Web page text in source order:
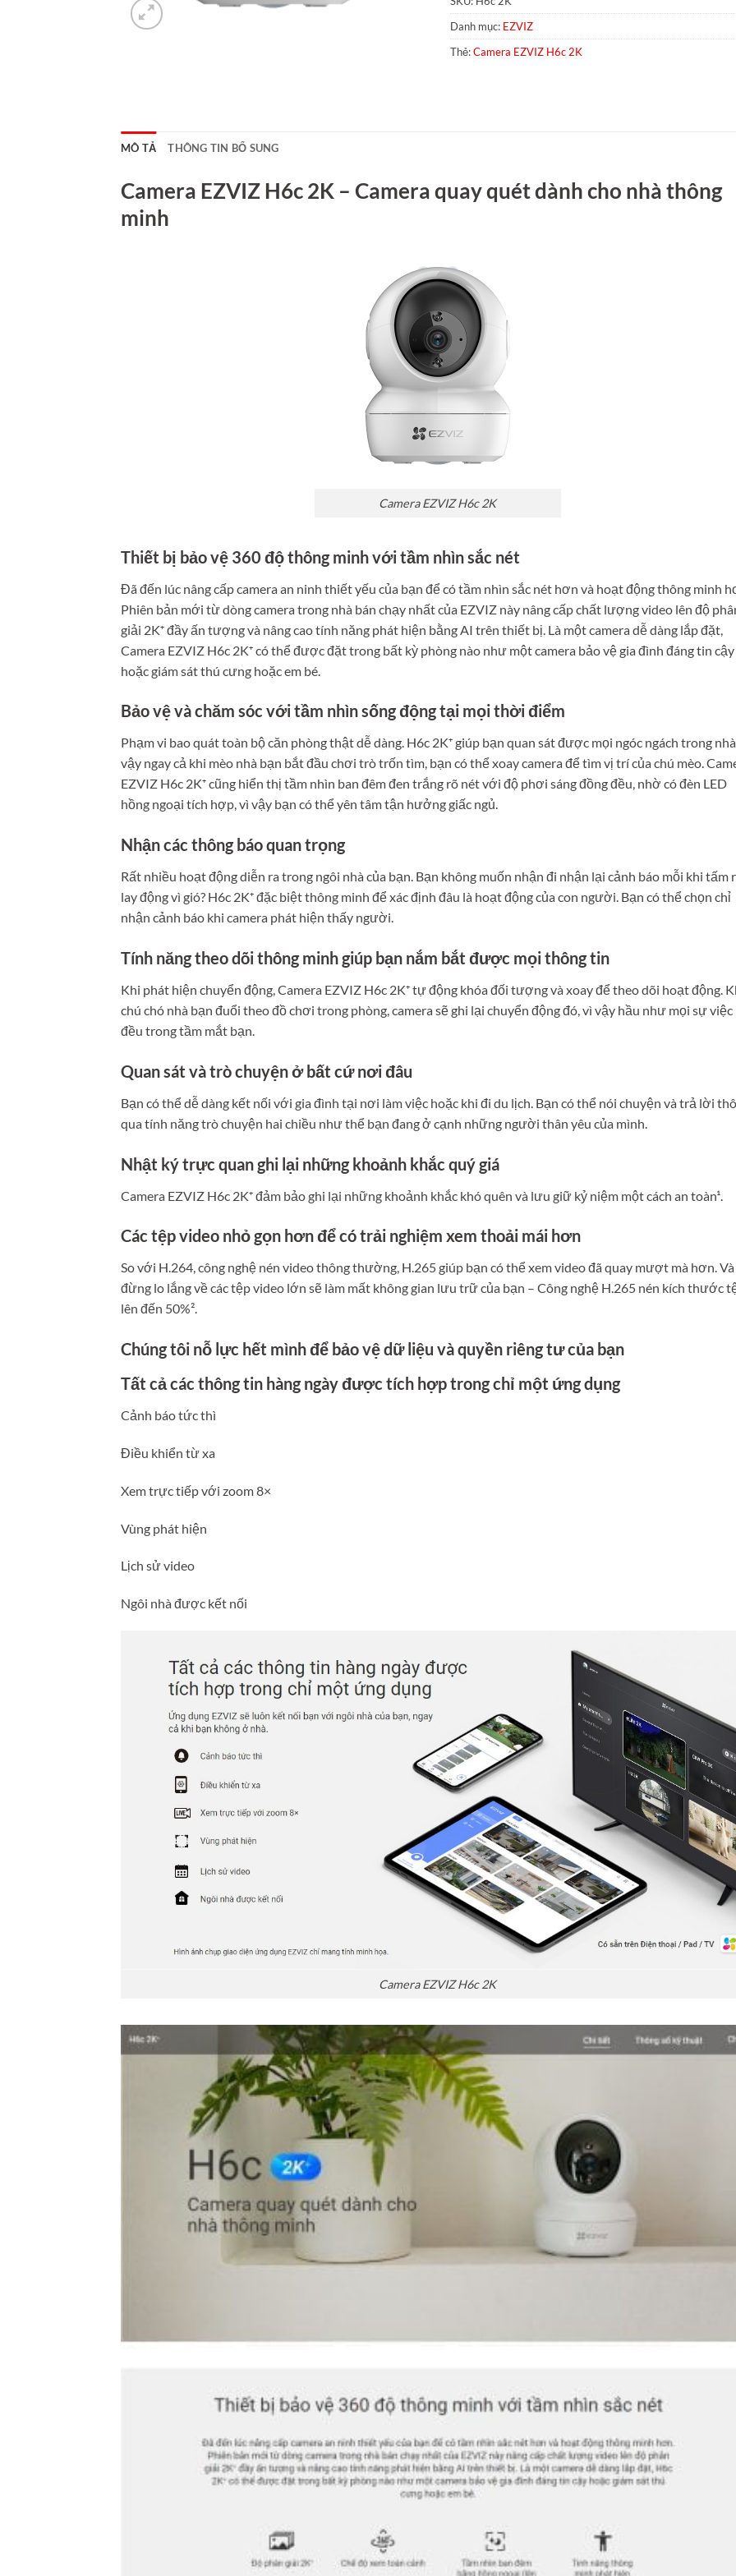
Danh mục: EZVIZ
Thẻ:Camera EZVIZ H6c 2K
MÔ TẢ THÔNG TIN BỔ SUNG
Camera EZVIZ H6c 2K – Camera quay quét dành cho nhà thông
minh
Camera EZVIZ H6c 2K
Thiết bị bảo vệ 360 độ thông minh với tầm nhìn sắc nét
Đã đến lúc nâng cấp camera an ninh thiết yếu của bạn để có tầm nhìn sắc nét hơn và hoạt động thông minh
Phiên bản mới từ dòng camera trong nhà bán chạy nhất của EZVIZ này nâng cấp chất lượng video lên độ
giải 2K⁺ đầy ấn tượng và nâng cao tính năng phát hiện bằng AI trên thiết bị. Là một camera dễ dàng lắp đặt,
Camera EZVIZ H6c 2K⁺ có thể được đặt trong bất kỳ phòng nào như một camera bảo vệ gia đình đáng tin cậy
hoặc giám sát thú cưng hoặc em bé.
Bảo vệ và chăm sóc với tầm nhìn sống động tại mọi thời điểm
Phạm vi bao quát toàn bộ căn phòng thật dễ dàng. H6c 2K⁺ giúp bạn quan sát được mọi ngóc ngách trong
vậy ngay cả khi mèo nhà bạn bắt đầu chơi trò trốn tìm, bạn có thể xoay camera để tìm vị trí của chú mèo.
EZVIZ H6c 2K⁺ cũng hiển thị tầm nhìn ban đêm đen trắng rõ nét với độ phơi sáng đồng đều, nhờ có đèn LED
hồng ngoại tích hợp, vì vậy bạn có thể yên tâm tận hưởng giấc ngủ.
Nhận các thông báo quan trọng
Rất nhiều hoạt động diễn ra trong ngôi nhà của bạn. Bạn không muốn nhận đi nhận lại cảnh báo mỗi khi tấm
lay động vì gió? H6c 2K⁺ đặc biệt thông minh để xác định đâu là hoạt động của con người. Bạn có thể chọn chỉ
nhận cảnh báo khi camera phát hiện thấy người.
Tính năng theo dõi thông minh giúp bạn nắm bắt được mọi thông tin
Khi phát hiện chuyển động, Camera EZVIZ H6c 2K⁺ tự động khóa đối tượng và xoay để theo dõi hoạt động.
chú chó nhà bạn đuổi theo đồ chơi trong phòng, camera sẽ ghi lại chuyển động đó, vì vậy hầu như mọi sự việc
đều trong tầm mắt bạn.
Quan sát và trò chuyện ở bất cứ nơi đâu
Bạn có thể dễ dàng kết nối với gia đình tại nơi làm việc hoặc khi đi du lịch. Bạn có thể nói chuyện và trả lời
qua tính năng trò chuyện hai chiều như thể bạn đang ở cạnh những người thân yêu của mình.
Nhật ký trực quan ghi lại những khoảnh khắc quý giá
Camera EZVIZ H6c 2K⁺ đảm bảo ghi lại những khoảnh khắc khó quên và lưu giữ kỷ niệm một cách an toàn¹.
Các tệp video nhỏ gọn hơn để có trải nghiệm xem thoải mái hơn
So với H.264, công nghệ nén video thông thường, H.265 giúp bạn có thể xem video đã quay mượt mà hơn. Và
đừng lo lắng về các tệp video lớn sẽ làm mất không gian lưu trữ của bạn – Công nghệ H.265 nén kích thước
lên đến 50%².
Chúng tôi nỗ lực hết mình để bảo vệ dữ liệu và quyền riêng tư của bạn
Tất cả các thông tin hàng ngày được tích hợp trong chỉ một ứng dụng
Cảnh báo tức thì
Điều khiển từ xa
Xem trực tiếp với zoom 8×
Vùng phát hiện
Lịch sử video
Ngôi nhà được kết nối
Camera EZVIZ H6c 2K